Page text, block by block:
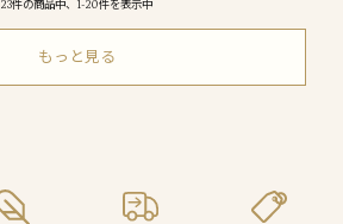
23件の商品中、1-20件を表示中
もっと見る